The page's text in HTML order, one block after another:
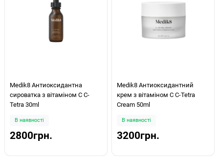
Medik8 Антиоксидантна
сироватка з вітаміном С C-
Tetra 30ml
В наявності
2800грн.
Medik8 Антиоксидантний
крем з вітаміном С C-Tetra
Cream 50ml
В наявності
3200грн.